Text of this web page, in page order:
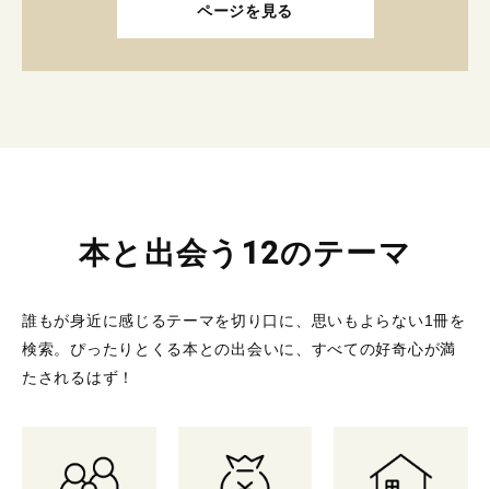
ページを見る
本と出会う12のテーマ
誰もが身近に感じるテーマを切り口に、思いもよらない1冊を
検索。 ぴったりとくる本との出会いに、すべての好奇心が満
たされるはず！